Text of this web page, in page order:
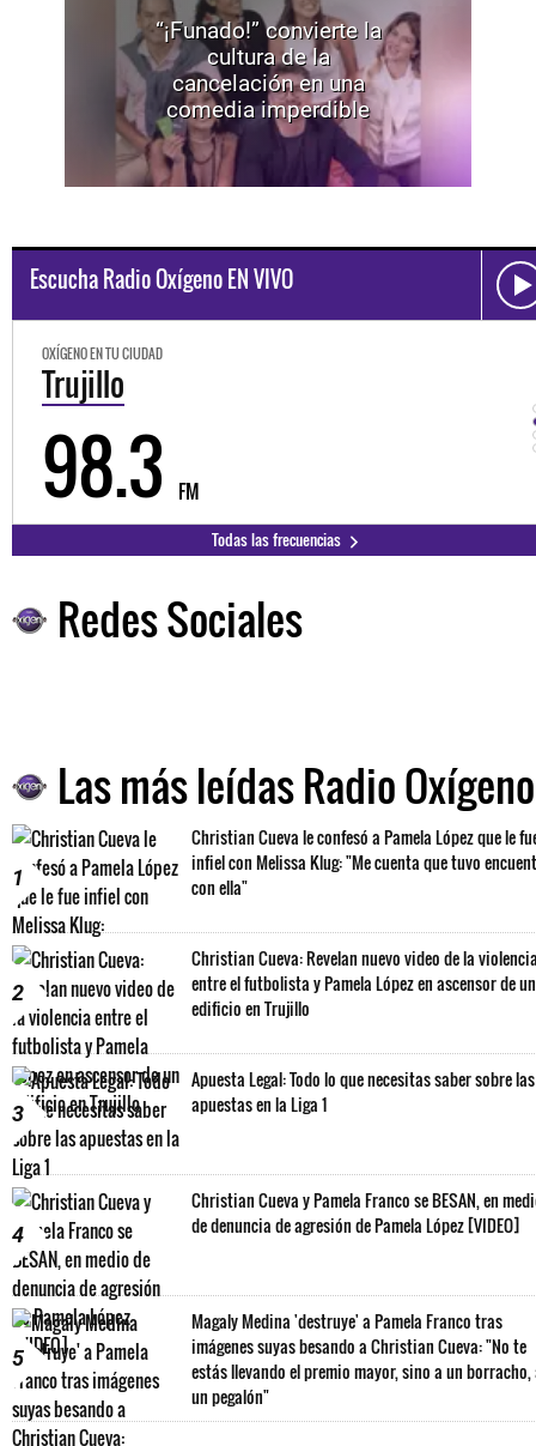
“¡Funado!” convierte la
cultura de la
cancelación en una
comedia imperdible
Escucha Radio Oxígeno EN VIVO
OXÍGENO EN TU CIUDAD
Trujillo
98.3 FM
Todas las frecuencias
Redes Sociales
Las más leídas Radio Oxígeno
1
Christian Cueva le confesó a Pamela López que le
infiel con Melissa Klug: "Me cuenta que tuvo
con ella"
2
Christian Cueva: Revelan nuevo video de la
entre el futbolista y Pamela López en ascensor de un
edificio en Trujillo
3
Apuesta Legal: Todo lo que necesitas saber sobre las
apuestas en la Liga 1
4
Christian Cueva y Pamela Franco se BESAN, en
de denuncia de agresión de Pamela López [VIDEO]
5
Magaly Medina 'destruye' a Pamela Franco tras
imágenes suyas besando a Christian Cueva: "No te
estás llevando el premio mayor, sino a un borracho,
un pegalón"